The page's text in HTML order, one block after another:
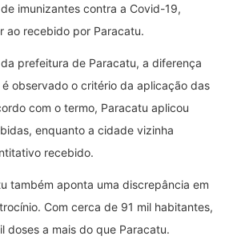
imunizantes contra a Covid-19,
ao recebido por Paracatu.
prefeitura de Paracatu, a diferença
observado o critério da aplicação das
com o termo, Paracatu aplicou
enquanto a cidade vizinha
recebido.
também aponta uma discrepância em
Com cerca de 91 mil habitantes,
doses a mais do que Paracatu.